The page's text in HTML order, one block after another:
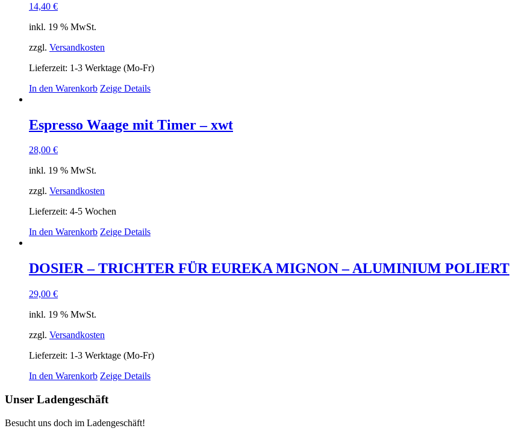
14,40 €
inkl. 19 % MwSt.
zzgl. Versandkosten
Lieferzeit: 1-3 Werktage (Mo-Fr)
In den Warenkorb Zeige Details
Espresso Waage mit Timer – xwt
28,00 €
inkl. 19 % MwSt.
zzgl. Versandkosten
Lieferzeit: 4-5 Wochen
In den Warenkorb Zeige Details
DOSIER – TRICHTER FÜR EUREKA MIGNON – ALUMINIUM POLIERT
29,00 €
inkl. 19 % MwSt.
zzgl. Versandkosten
Lieferzeit: 1-3 Werktage (Mo-Fr)
In den Warenkorb Zeige Details
Unser Ladengeschäft
Besucht uns doch im Ladengeschäft!